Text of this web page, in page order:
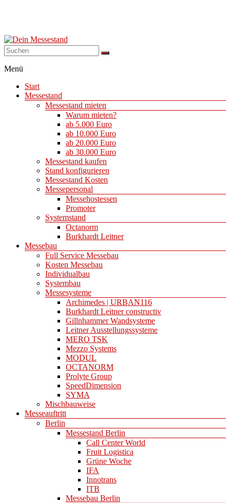
Dein
Messestand
Messebau
Messestände
Menü
Start
Messestand
Messestand mieten
Warum mieten?
ab 5.000 Euro
ab 10.000 Euro
ab 20.000 Euro
ab 30.000 Euro
Messestand kaufen
Stand konfigurieren
Messestand Kosten
Messepersonal
Messehostessen
Promoter
Systemstand
Octanorm
Burkhardt Leitner
Messebau
Full Service Messebau
Kosten Messebau
Individualbau
Systembau
Messesysteme
Archimedes | URBAN116
Burkhardt Leitner constructiv
Gillnhammer Wandsysteme
Leitner Ausstellungssysteme
MERO TSK
Mezzo Systems
MODUL
OCTANORM
Prolyte Group
SpeedDimension
SYMA
Mischbauweise
Messeauftritt
Berlin
Messestand Berlin
Call Center World
Fruit Logistica
Grüne Woche
IFA
Innotrans
ITB
Messebau Berlin